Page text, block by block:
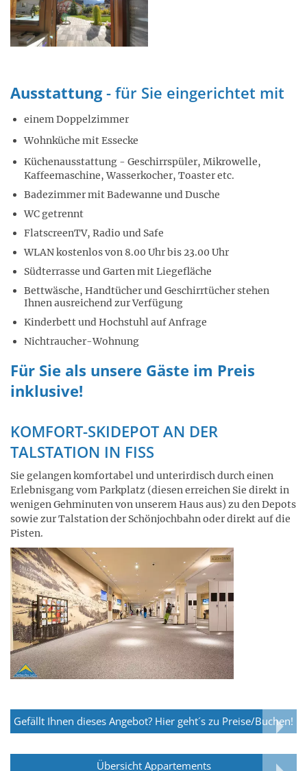
Ausstattung- für Sie eingerichtet mit
einemDoppelzimmer
Wohnküche mit Essecke
Küchenausstattung - Geschirrspüler, Mikrowelle,
Kaffeemaschine, Wasserkocher, Toaster etc.
Badezimmer mit Badewanne und Dusche
WC getrennt
FlatscreenTV, Radio und Safe
WLAN kostenlos von 8.00 Uhr bis 23.00 Uhr
Südterrasse und Garten mit Liegefläche
Bettwäsche, Handtücher und Geschirrtücher stehen
Ihnen ausreichend zur Verfügung
Kinderbett und Hochstuhl auf Anfrage
Nichtraucher-Wohnung
Für Sie als unsere Gäste im Preis
inklusive!
KOMFORT-SKIDEPOT AN DER
TALSTATION IN FISS
Sie gelangen komfortabel und unterirdisch durch einen
Erlebnisgang vom Parkplatz (diesen erreichen Sie direkt in
wenigen Gehminuten von unserem Haus aus) zu den Depots
sowie zur Talstation der Schönjochbahn oder direkt auf die
Pisten.
Gefällt Ihnen dieses Angebot? Hier geht´s zu Preise/Buchen!
Übersicht Appartements